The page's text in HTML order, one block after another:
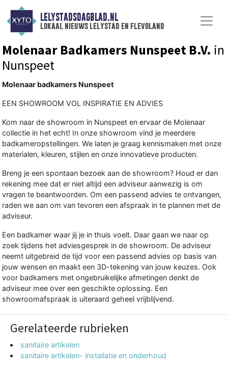
LELYSTADSDAGBLAD.NL
lokaal nieuws lelystad en flevoland
Molenaar Badkamers Nunspeet B.V. in
Nunspeet
Molenaar badkamers Nunspeet
EEN SHOWROOM VOL INSPIRATIE EN ADVIES
Kom naar de showroom in Nunspeet en ervaar de Molenaar
collectie in het echt! In onze showroom vind je meerdere
badkameropstellingen. We laten je graag kennismaken met onze
materialen, kleuren, stijlen en onze innovatieve producten.
Breng je een spontaan bezoek aan de showroom? Houd er dan
rekening mee dat er niet altijd een adviseur aanwezig is om
vragen te beantwoorden. Om een passend advies te ontvangen,
raden we aan om van tevoren een afspraak in te plannen met de
adviseur.
Een badkamer waar jij je in thuis voelt. Daar gaan we naar op
zoek tijdens het adviesgesprek in de showroom. De adviseur
neemt uitgebreid de tijd voor een passend advies op basis van
jouw wensen en maakt een 3D-tekening van jouw keuzes. Ook
voor badkamers met ongebruikelijke afmetingen denkt de
adviseur mee over een geschikte oplossing. Een
showroomafspraak is uiteraard geheel vrijblijvend.
Gerelateerde rubrieken
sanitaire artikelen
sanitaire artikelen- installatie en onderhoud